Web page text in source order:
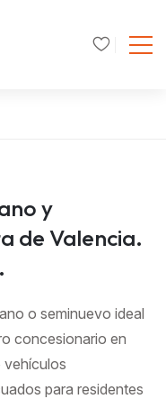
y
de Valencia.
o seminuevo ideal
concesionario en
vehículos
para residentes